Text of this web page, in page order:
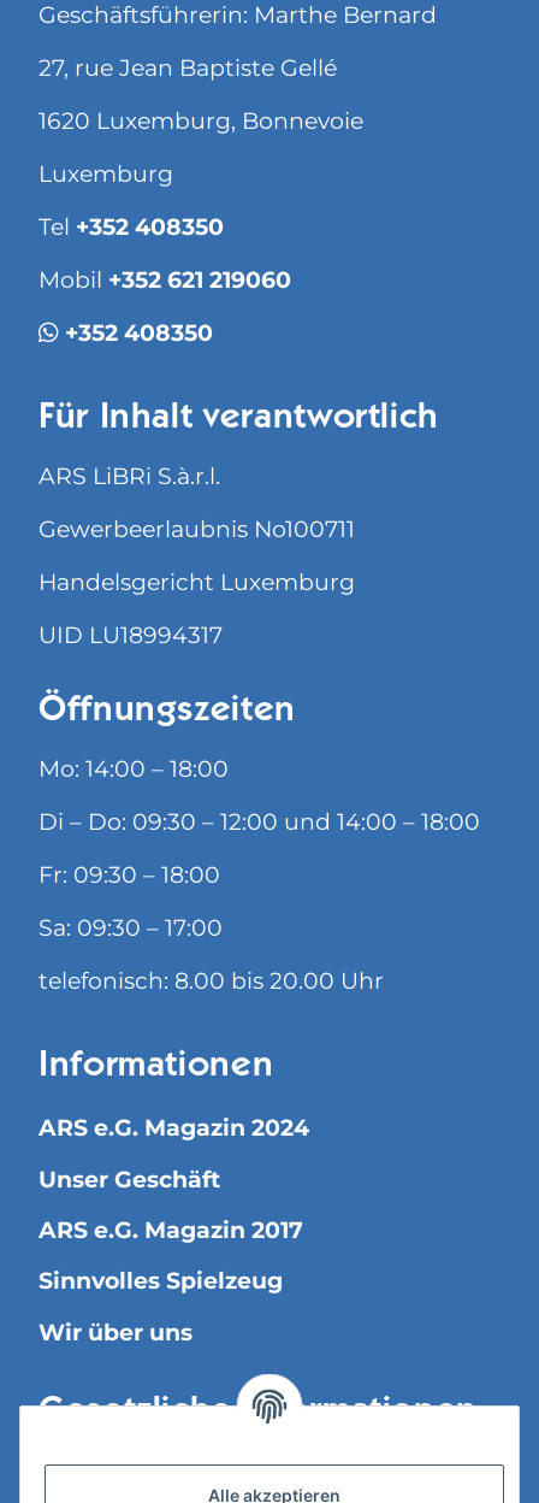
Geschäftsführerin: Marthe Bernard
27, rue Jean Baptiste Gellé
1620 Luxemburg, Bonnevoie
Luxemburg
Tel +352 408350
Mobil +352 621 219060
+352 408350
Für Inhalt verantwortlich
ARS LiBRi S.à.r.l.
Gewerbeerlaubnis No100711
Handelsgericht Luxemburg
UID LU18994317
Öffnungszeiten
Mo: 14:00 – 18:00
Di – Do: 09:30 – 12:00 und 14:00 – 18:00
Fr: 09:30 – 18:00
Sa: 09:30 – 17:00
telefonisch: 8.00 bis 20.00 Uhr
Informationen
ARS e.G. Magazin 2024
Unser Geschäft
ARS e.G. Magazin 2017
Sinnvolles Spielzeug
Wir über uns
Gesetzliche Informationen
Versandinformationen
Alle akzeptieren